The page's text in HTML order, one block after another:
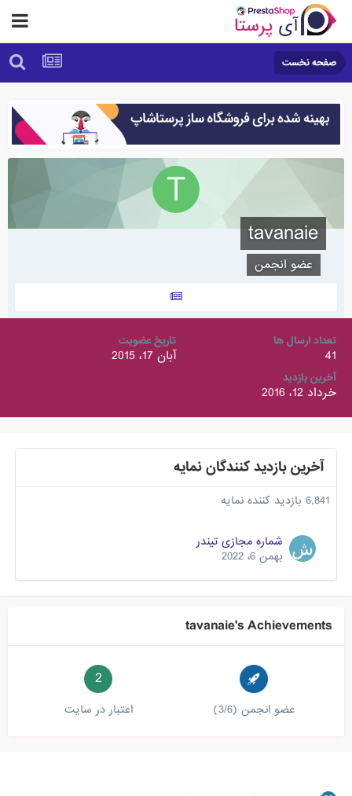
صفحه نخست
tavanaie
عضو انجمن
تعداد ارسال ها
41
تاریخ عضویت
آبان 17، 2015
آخرین بازدید
خرداد 12، 2016
آخرین بازدید کنندگان نمایه
6,841 بازدید کننده نمایه
شماره مجازی تیندر
بهمن 6، 2022
tavanaie's Achievements
عضو انجمن (3/6)
2
اعتبار در سایت